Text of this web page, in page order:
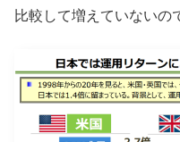
比較して増えていないの